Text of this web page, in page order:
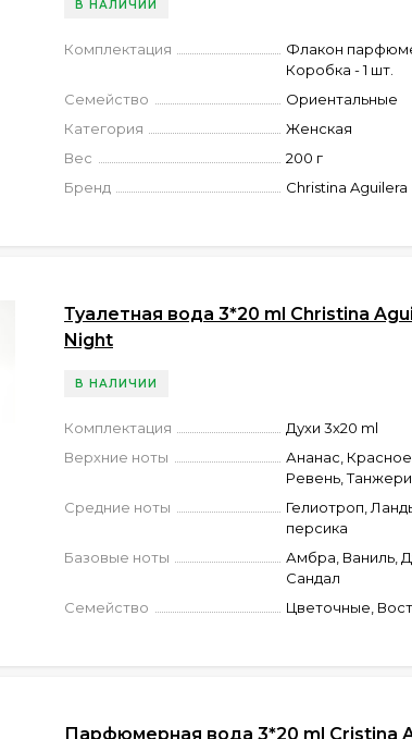
В НАЛИЧИИ
Комплектация
Флакон
Коробка - 1 шт.
Семейство
Ориентальные
Категория
Женская
Вес
200 г
Бренд
Christina Aguilera
Туалетная вода 3*20 ml Christina
Night
В НАЛИЧИИ
Комплектация
Духи 3x20 ml
Верхние ноты
Ананас, Красное
Ревень,
Средние ноты
Гелиотроп,
персика
Базовые ноты
Амбра, Ваниль,
Сандал
Семейство
Цветочные,
Парфюмерная вода 3*20 ml Cristina